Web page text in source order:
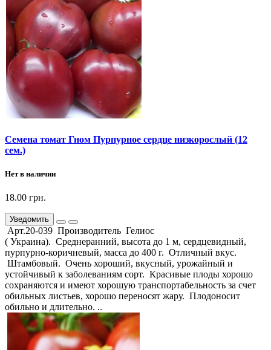
Семена томат Гном Пурпурное сердце низкорослый (12
сем.)
Нет в наличии
18.00 грн.
Уведомить
Арт.20-039 Производитель Гелиос
( Украина). Среднеранний, высота до 1 м, сердцевидный,
пурпурно-коричневый, масса до 400 г. Отличный вкус.
Штамбовый. Очень хороший, вкусный, урожайный и
устойчивый к заболеваниям сорт. Красивые плоды хорошо
сохраняются и имеют хорошую транспортабельность за счет
обильных листьев, хорошо переносят жару. Плодоносит
обильно и длительно. ..